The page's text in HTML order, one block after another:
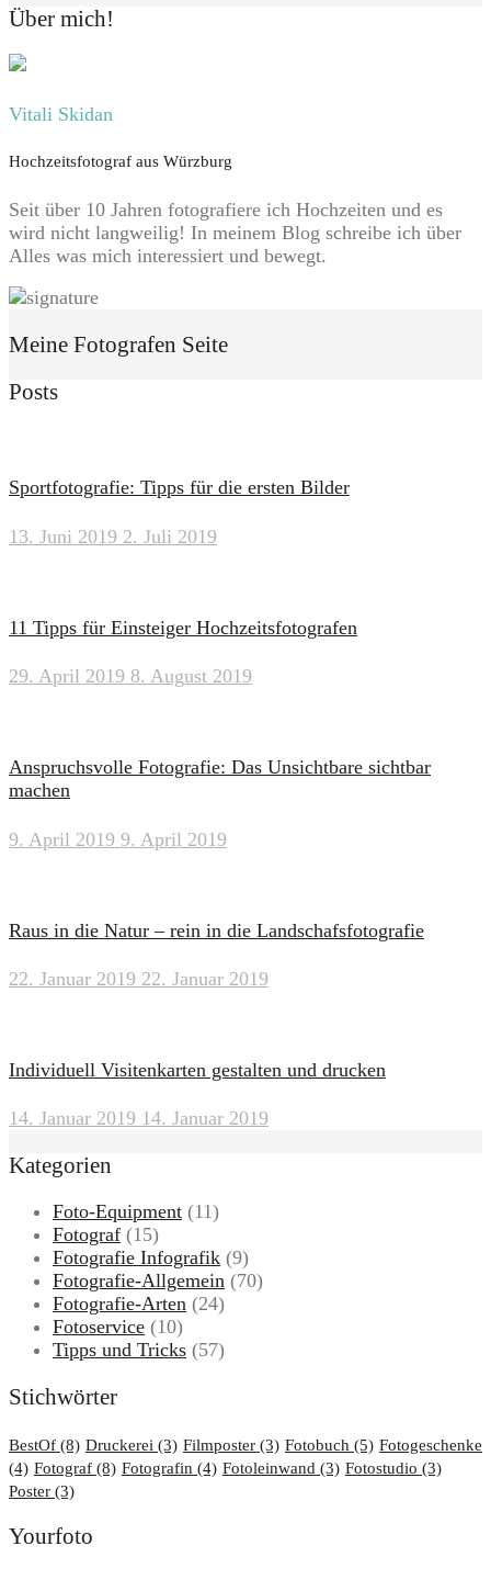
Über mich!
Vitali Skidan
Hochzeitsfotograf aus Würzburg
Seit über 10 Jahren fotografiere ich Hochzeiten und es
wird nicht langweilig! In meinem Blog schreibe ich über
Alles was mich interessiert und bewegt.
Meine Fotografen Seite
Posts
Sportfotografie: Tipps für die ersten Bilder
13. Juni 2019 2. Juli 2019
11 Tipps für Einsteiger Hochzeitsfotografen
29. April 2019 8. August 2019
Anspruchsvolle Fotografie: Das Unsichtbare sichtbar
machen
9. April 2019 9. April 2019
Raus in die Natur – rein in die Landschafsfotografie
22. Januar 2019 22. Januar 2019
Individuell Visitenkarten gestalten und drucken
14. Januar 2019 14. Januar 2019
Kategorien
Foto-Equipment (11)
Fotograf (15)
Fotografie Infografik (9)
Fotografie-Allgemein (70)
Fotografie-Arten (24)
Fotoservice (10)
Tipps und Tricks (57)
Stichwörter
BestOf (8) Druckerei (3) Filmposter (3) Fotobuch (5) Fotogeschenke
(4) Fotograf (8) Fotografin (4) Fotoleinwand (3) Fotostudio (3)
Poster (3)
Yourfoto